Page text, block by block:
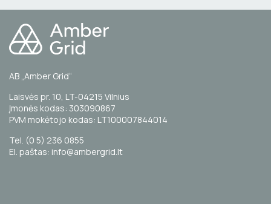
AB „Amber Grid“
Laisvės pr. 10, LT-04215 Vilnius
Įmonės kodas: 303090867
PVM mokėtojo kodas: LT100007844014
Tel. (0 5) 236 0855
El. paštas: info@ambergrid.lt